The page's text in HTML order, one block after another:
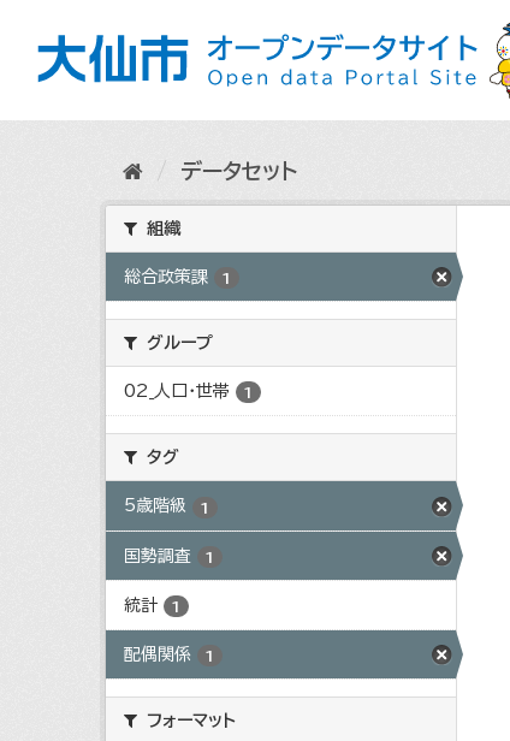
データセット
組織
総合政策課 1
グループ
02_人口・世帯 1
タグ
5歳階級 1
国勢調査 1
統計 1
配偶関係 1
フォーマット